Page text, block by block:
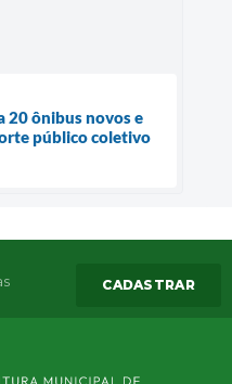
20 ônibus novos e
público coletivo
CADASTRAR